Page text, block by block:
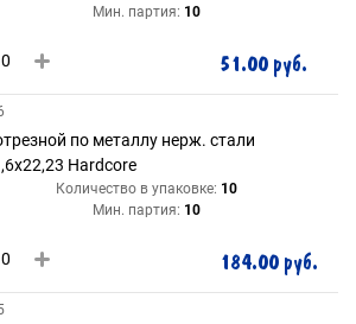
Мин. партия: 10
51.00 руб.
по металлу нерж. стали
Hardcore
Количество в упаковке: 10
Мин. партия: 10
184.00 руб.